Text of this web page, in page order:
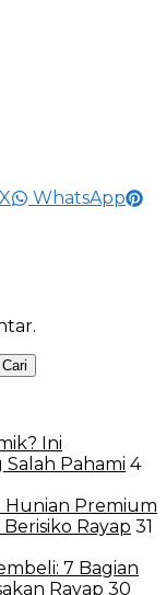
WhatsApp
Ini
Pahami 4
Hunian Premium
Rayap 31
7 Bagian
Rayap 30